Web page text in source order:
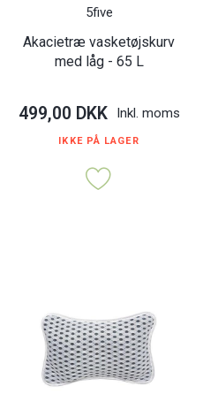
5five
Akacietræ vasketøjskurv
med låg - 65 L
499,00 DKK Inkl. moms
IKKE PÅ LAGER